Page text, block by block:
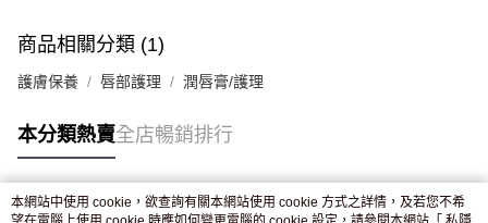
付款後門市自取，訂單確認後2-4個工作天到店，7天內取。逾期後
商品相關分類 (1)
護膚保養 唇部護理 潤唇膏/護理
本分類熱賣全店暢銷排行
熱門標籤
本網站中使用 cookie，欲查詢有關本網站使用 cookie 方式之詳情，及若您不希